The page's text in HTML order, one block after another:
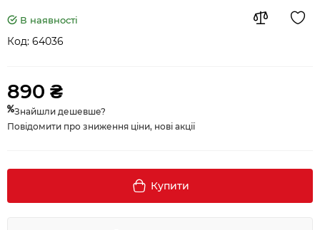
В наявності
Код: 64036
890 ₴
Знайшли дешевше?
Повідомити про зниження ціни, нові акції
Купити